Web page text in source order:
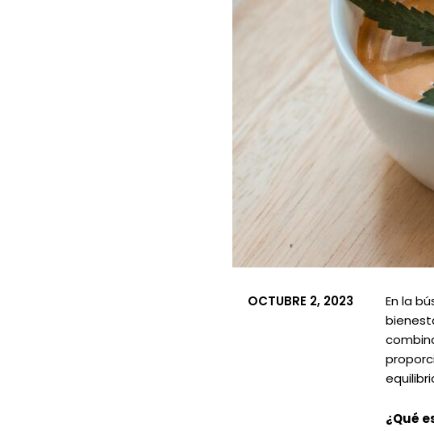
OCTUBRE 2, 2023
En la
¿Qué